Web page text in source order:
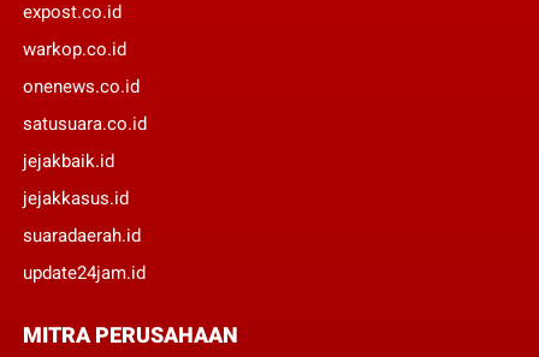
expost.co.id
warkop.co.id
onenews.co.id
satusuara.co.id
jejakbaik.id
jejakkasus.id
suaradaerah.id
update24jam.id
MITRA PERUSAHAAN